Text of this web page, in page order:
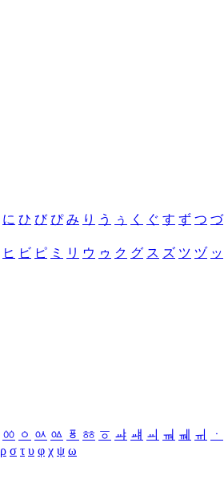
に ひ び ぴ み り う ぅ く ぐ す ず つ づ
ヒ ビ ピ ミ リ ウ ゥ ク グ ス ズ ツ ヅ ッ
ㆀ ㆁ ㆂ ㆃ ㆄ ㆅ ㆆ ㆇ ㆈ ㆉ ㆊ ㆋ ㆌ ㆍ
ρ σ τ υ φ χ ψ ω